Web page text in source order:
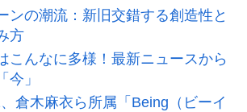
ンの潮流：新旧交錯する創造性と
方
こんなに多様！最新ニュースから
今」
、倉木麻衣ら所属「Being（ビーイ